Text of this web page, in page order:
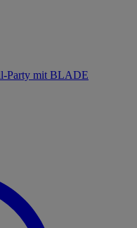
Party mit BLADE